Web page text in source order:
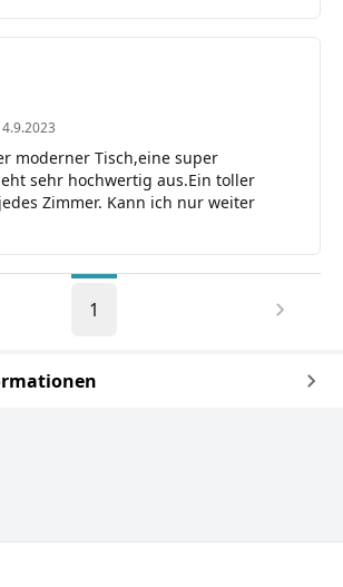
moderner Tisch,eine super
sehr hochwertig aus.Ein toller
Zimmer. Kann ich nur weiter
1